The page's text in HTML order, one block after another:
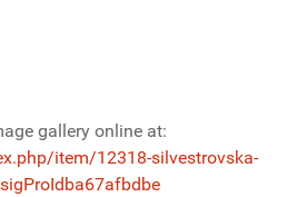
gallery online at:
item/12318-silvestrovska-